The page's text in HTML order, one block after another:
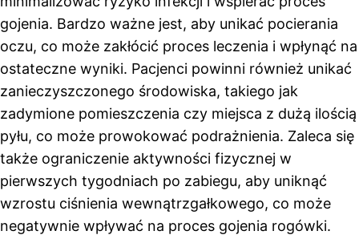
gojenia. Bardzo ważne jest, aby unikać pocierania
oczu, co może zakłócić proces leczenia i wpłynąć na
ostateczne wyniki. Pacjenci powinni również unikać
zanieczyszczonego środowiska, takiego jak
zadymione pomieszczenia czy miejsca z dużą ilością
pyłu, co może prowokować podrażnienia. Zaleca się
także ograniczenie aktywności fizycznej w
pierwszych tygodniach po zabiegu, aby uniknąć
wzrostu ciśnienia wewnątrzgałkowego, co może
negatywnie wpływać na proces gojenia rogówki.